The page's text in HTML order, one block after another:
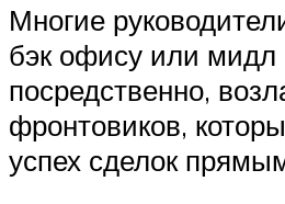
Многие
бэк офису или
посредственно,
фронтовиков,
успех сделок